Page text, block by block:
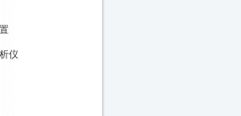
仪